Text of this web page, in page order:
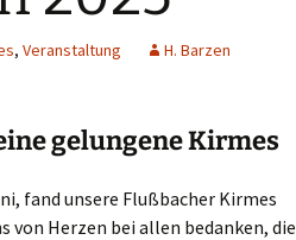
WILDSAU MC
, Veranstaltung H. Barzen
gelungene Kirmes
fand unsere Flußbacher Kirmes
Herzen bei allen bedanken, die